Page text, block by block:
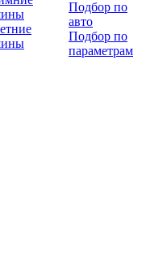
Подбор по
авто
Подбор по
параметрам